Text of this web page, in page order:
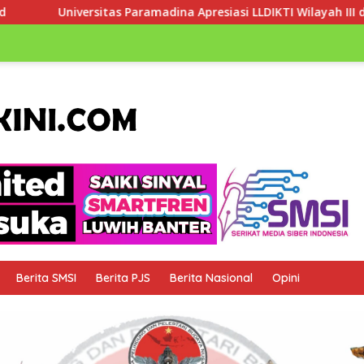
Apresiasi LLDIKTI Wilayah III dalam
Berita SMSI Berita PJS Berita Nasional Opini